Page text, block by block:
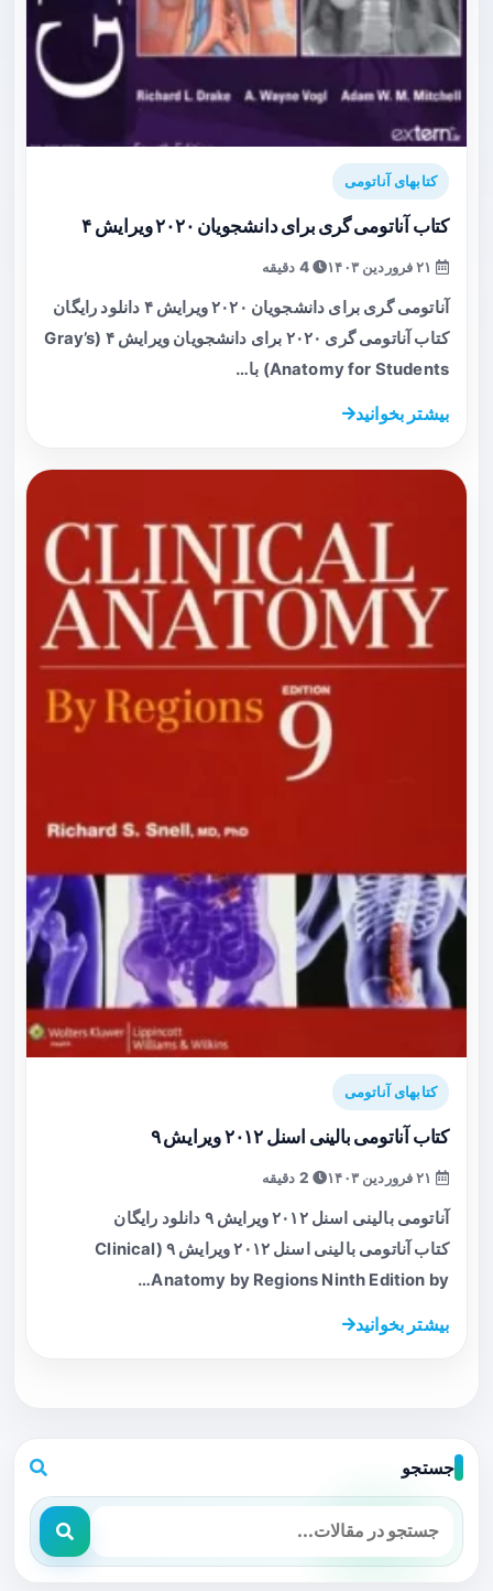
کتابهای آناتومی
کتاب آناتومی گری برای دانشجویان ۲۰۲۰ ویرایش ۴
4 دقیقه
آناتومی گری برای دانشجویان ۲۰۲۰ ویرایش ۴ دانلود رایگان
کتاب آناتومی گری ۲۰۲۰ برای دانشجویان ویرایش ۴ (Gray’s
Anatomy for Students) با…
بیشتر بخوانید
کتابهای آناتومی
کتاب آناتومی بالینی اسنل ۲۰۱۲ ویرایش ۹
2 دقیقه
آناتومی بالینی اسنل ۲۰۱۲ ویرایش ۹ دانلود رایگان
کتاب آناتومی بالینی اسنل ۲۰۱۲ ویرایش ۹ (Clinical
Anatomy by Regions Ninth Edition by…
بیشتر بخوانید
جستجو